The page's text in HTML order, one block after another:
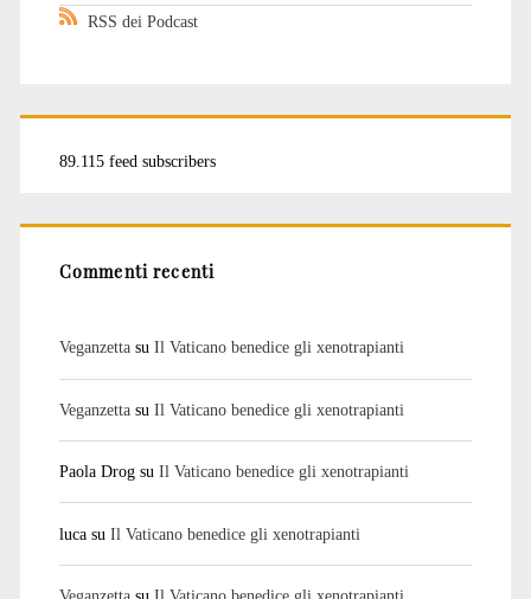
RSS dei Podcast
89.115 feed subscribers
Commenti recenti
Veganzettasu Il Vaticano benedice gli xenotrapianti
Veganzettasu Il Vaticano benedice gli xenotrapianti
Paola Drogsu Il Vaticano benedice gli xenotrapianti
lucasu Il Vaticano benedice gli xenotrapianti